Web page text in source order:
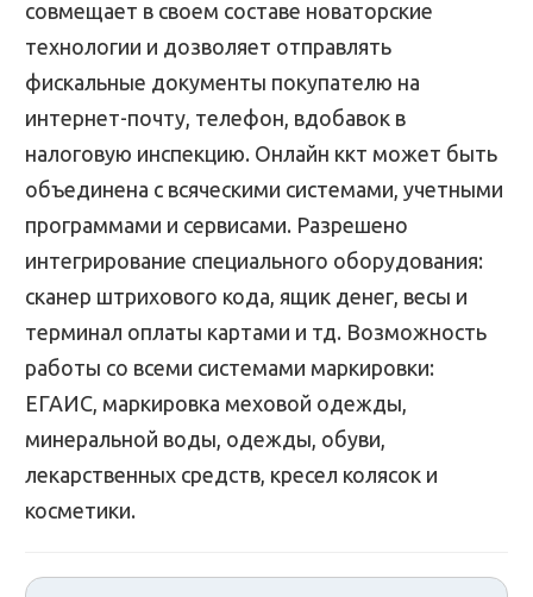
совмещает в своем составе новаторские
технологии и дозволяет отправлять
фискальные документы покупателю на
интернет-почту, телефон, вдобавок в
налоговую инспекцию. Онлайн ккт может быть
объединена с всяческими системами, учетными
программами и сервисами. Разрешено
интегрирование специального оборудования:
сканер штрихового кода, ящик денег, весы и
терминал оплаты картами и тд. Возможность
работы со всеми системами маркировки:
ЕГАИС, маркировка меховой одежды,
минеральной воды, одежды, обуви,
лекарственных средств, кресел колясок и
косметики.